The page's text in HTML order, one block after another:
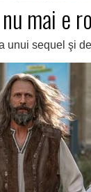
mai e
unui sequel şi